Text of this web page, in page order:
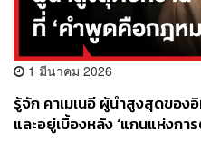
1 มีนาคม 2026
รู้จัก คาเมเนอี ผู้นำสูงสุดของ
และอยู่เบื้องหลัง ‘แกนแห่งกา